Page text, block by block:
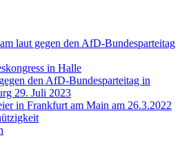
laut gegen den AfD-Bundesparteitag
in Halle
den AfD-Bundesparteitag in
29. Juli 2023
in Frankfurt am Main am 26.3.2022